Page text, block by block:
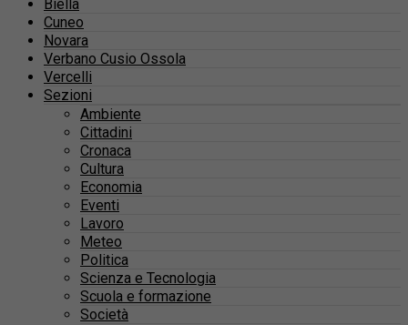
Biella
Cuneo
Novara
Verbano Cusio Ossola
Vercelli
Sezioni
Ambiente
Cittadini
Cronaca
Cultura
Economia
Eventi
Lavoro
Meteo
Politica
Scienza e Tecnologia
Scuola e formazione
Società